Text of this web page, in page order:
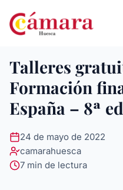
Talleres
Formación
España – 8ª
24 de mayo de 2022
camarahuesca
7 min de lectura